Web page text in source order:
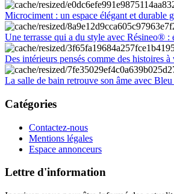
Microciment : un espace élégant et durable
Une terrasse qui a du style avec Résineo®
Des intérieurs pensés comme des histoires à
La salle de bain retrouve son âme avec
Catégories
Contactez-nous
Mentions légales
Espace annonceurs
Lettre d'information